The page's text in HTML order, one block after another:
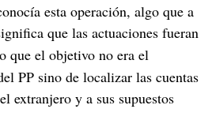
esta operación, algo que a
que las actuaciones fueran
que el objetivo no era el
PP sino de localizar las cuentas
extranjero y a sus supuestos